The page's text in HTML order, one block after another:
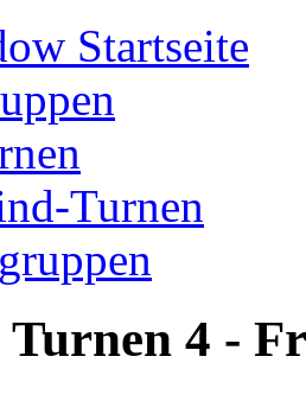
Startseite
Turnen
4 -